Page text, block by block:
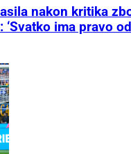
nakon kritika
‘Svatko ima pravo